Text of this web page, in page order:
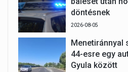
döntésnek
2026-08-05
Menetiránnyal
44-esre egy
Gyula között